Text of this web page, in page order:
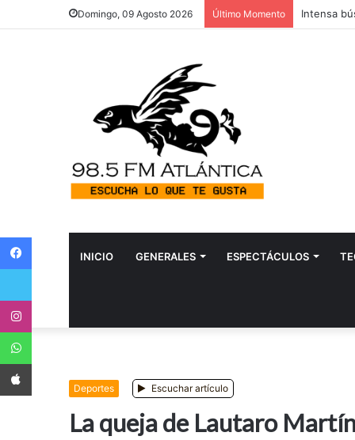
Domingo, 09 Agosto 2026 Último Momento
INICIO GENERALES ESPECTÁCULOS
Deportes Escuchar artículo
La queja de Lautaro